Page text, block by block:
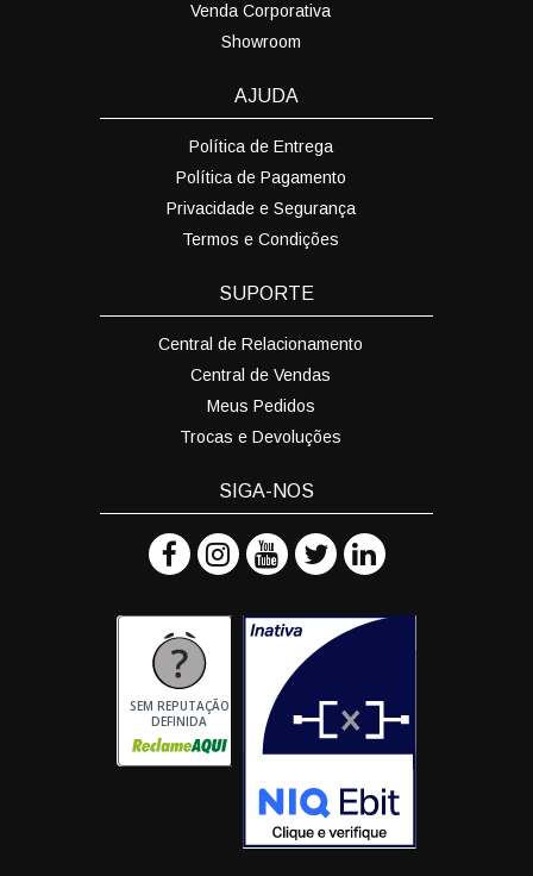
Venda Corporativa
Showroom
AJUDA
Política de Entrega
Política de Pagamento
Privacidade e Segurança
Termos e Condições
SUPORTE
Central de Relacionamento
Central de Vendas
Meus Pedidos
Trocas e Devoluções
SIGA-NOS
SEM REPUTAÇÃO
DEFINIDA